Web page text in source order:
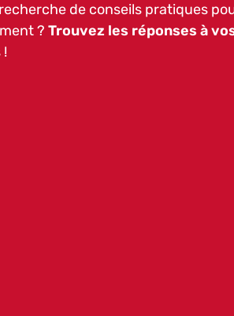
de conseils pratiques
? Trouvez les réponses à
!